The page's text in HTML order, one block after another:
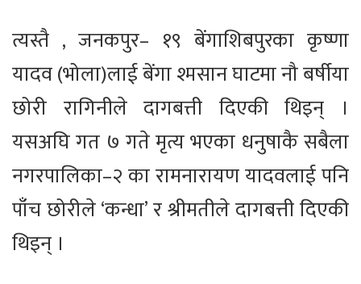
त्यस्तै , जनकपुर– १९ बेंगाशिबपुरका कृष्णा
यादव (भोला)लाई बेंगा श्मसान घाटमा नौ बर्षीया
छोरी रागिनीले दागबत्ती दिएकी थिइन् ।
यसअघि गत ७ गते मृत्य भएका धनुषाकै सबैला
नगरपालिका–२ का रामनारायण यादवलाई पनि
पाँच छोरीले ‘कन्धा’ र श्रीमतीले दागबत्ती दिएकी
थिइन् ।